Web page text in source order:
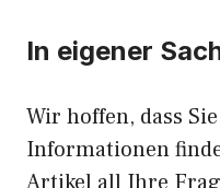
In eigener
Wir hoffen, dass
Informationen